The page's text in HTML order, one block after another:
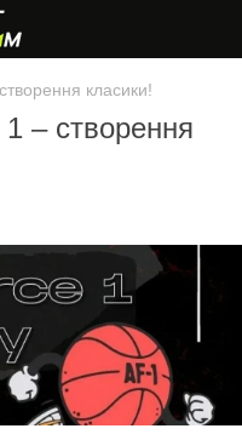
класики!
1 – створення